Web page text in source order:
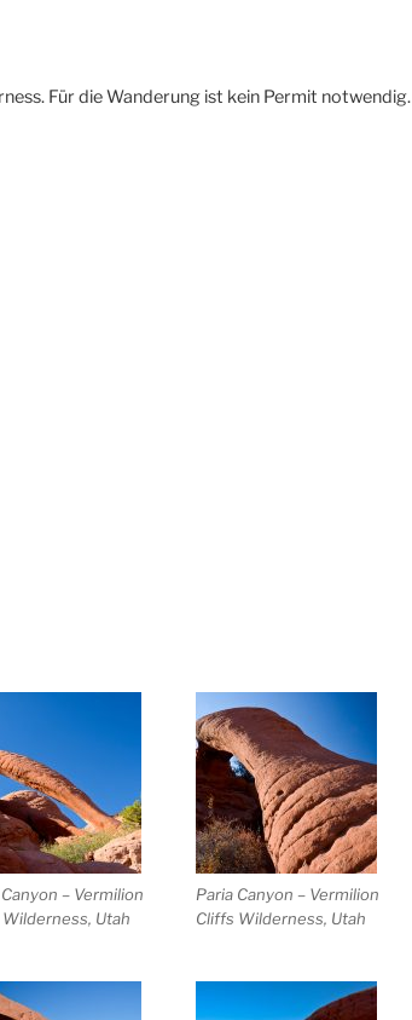
Für die Wanderung ist kein Permit notwendig.
– Vermilion
Utah
Paria Canyon – Vermilion
Cliffs Wilderness, Utah